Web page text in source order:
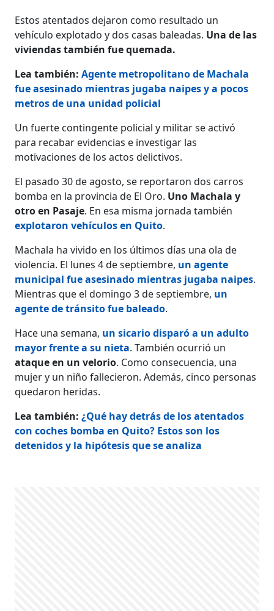
Estos atentados dejaron como resultado un
vehículo explotado y dos casas baleadas. Una de las
viviendas también fue quemada.
Lea también:Agente metropolitano de Machala
fue asesinado mientras jugaba naipes y a pocos
metros de una unidad policial
Un fuerte contingente policial y militar se activó
para recabar evidencias e investigar las
motivaciones de los actos delictivos.
El pasado 30 de agosto, se reportaron dos carros
bomba en la provincia de El Oro. Uno Machala y
otro en Pasaje. En esa misma jornada también
explotaron vehículos en Quito.
Machala ha vivido en los últimos días una ola de
violencia. El lunes 4 de septiembre, un agente
municipal fue asesinado mientras jugaba naipes.
Mientras que el domingo 3 de septiembre, un
agente de tránsito fue baleado.
Hace una semana, un sicario disparó a un adulto
mayor frente a su nieta. También ocurrió un
ataque en un velorio. Como consecuencia, una
mujer y un niño fallecieron. Además, cinco personas
quedaron heridas.
Lea también:¿Qué hay detrás de los atentados
con coches bomba en Quito? Estos son los
detenidos y la hipótesis que se analiza